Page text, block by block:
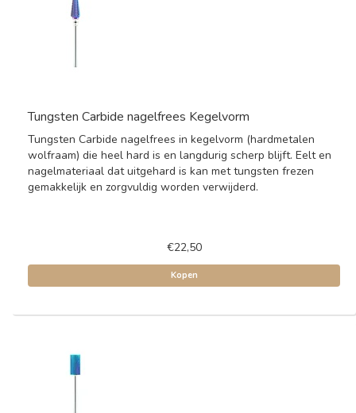
Tungsten Carbide nagelfrees Kegelvorm
Tungsten Carbide nagelfrees in kegelvorm (hardmetalen
wolfraam) die heel hard is en langdurig scherp blijft. Eelt en
nagelmateriaal dat uitgehard is kan met tungsten frezen
gemakkelijk en zorgvuldig worden verwijderd.
€22,50
Kopen